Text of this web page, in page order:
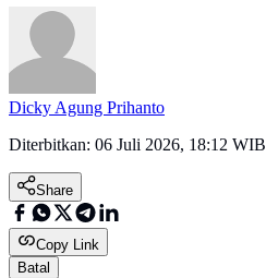
Dicky Agung Prihanto
Diterbitkan: 06 Juli 2026, 18:12 WIB
Share
Copy Link
Batal